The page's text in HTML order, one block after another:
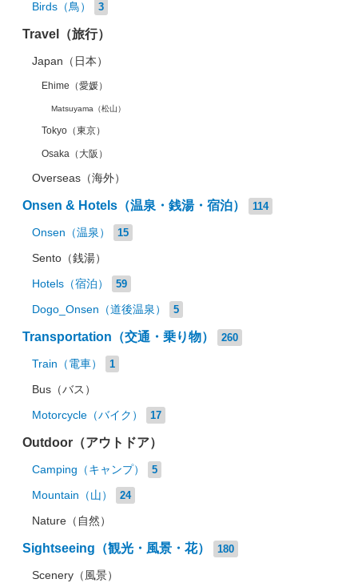
Birds（鳥） 3
Travel（旅行）
Japan（日本）
Ehime（愛媛）
Matsuyama（松山）
Tokyo（東京）
Osaka（大阪）
Overseas（海外）
Onsen & Hotels（温泉・銭湯・宿泊） 114
Onsen（温泉） 15
Sento（銭湯）
Hotels（宿泊） 59
Dogo_Onsen（道後温泉） 5
Transportation（交通・乗り物） 260
Train（電車） 1
Bus（バス）
Motorcycle（バイク） 17
Outdoor（アウトドア）
Camping（キャンプ） 5
Mountain（山） 24
Nature（自然）
Sightseeing（観光・風景・花） 180
Scenery（風景）